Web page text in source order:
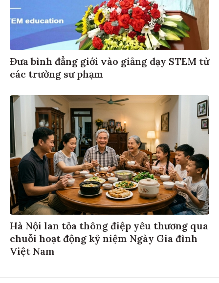
Đưa bình đẳng giới vào giảng dạy STEM từ
các trường sư phạm
Hà Nội lan tỏa thông điệp yêu thương qua
chuỗi hoạt động kỷ niệm Ngày Gia đình
Việt Nam